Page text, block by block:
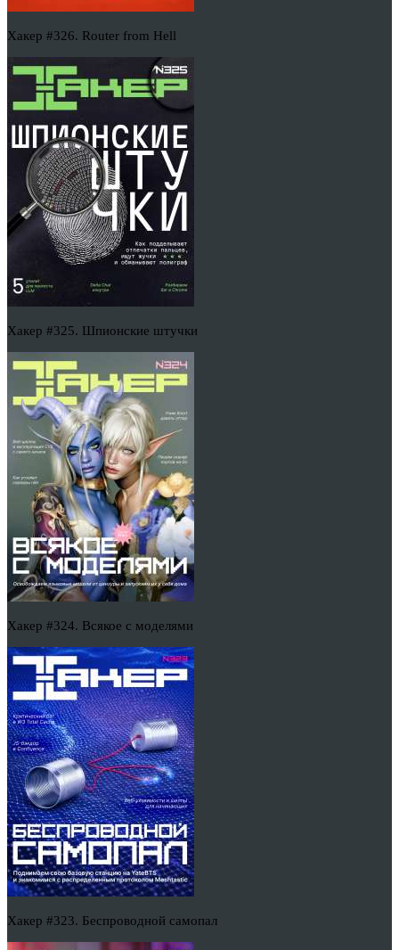
Хакер #326. Router from Hell
Хакер #325. Шпионские штучки
Хакер #324. Всякое с моделями
Хакер #323. Беспроводной самопал